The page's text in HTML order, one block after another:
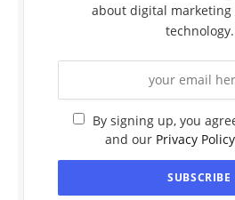
about digital marketing
technology.
By signing up, you
and our Privacy Policy